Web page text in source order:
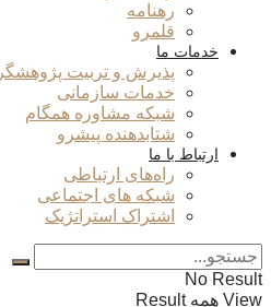
رهنامه
قلمرو
خدمات ما
پذیرش و تربیت پژوهشگر
خدمات سازمانی
شبکه مشاوره همگام
شتابدهنده پیشرو
ارتباط با ما
راه‌های ارتباطی
شبکه های اجتماعی
اشتراک استراتژیک
No Result
View همه Result